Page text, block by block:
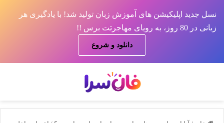
نسل جدید اپلیکیشن های آموزش زبان تولید شد! با یادگیری هر
زبانی در 80 روز، به رویای مهاجرتت برس !!
دانلود و شروع